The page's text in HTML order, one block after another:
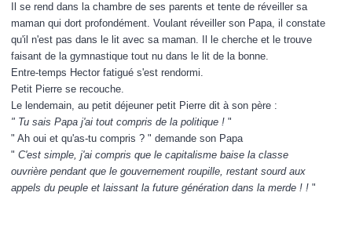
Il se rend dans la chambre de ses parents et tente de réveiller sa
maman qui dort profondément. Voulant réveiller son Papa, il constate
qu'il n'est pas dans le lit avec sa maman. Il le cherche et le trouve
faisant de la gymnastique tout nu dans le lit de la bonne.
Entre-temps Hector fatigué s'est rendormi.
Petit Pierre se recouche.
Le lendemain, au petit déjeuner petit Pierre dit à son père :
" Tu sais Papa j'ai tout compris de la politique ! "
" Ah oui et qu'as-tu compris ? " demande son Papa
" C'est simple, j'ai compris que le capitalisme baise la classe
ouvrière pendant que le gouvernement roupille, restant sourd aux
appels du peuple et laissant la future génération dans la merde ! ! "